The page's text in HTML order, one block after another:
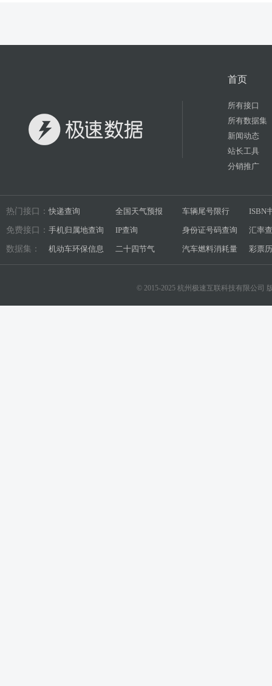
首页
所有接口
所有数据集
新闻动态
站长工具
分销推广
热门接口： 快递查询 全国天气预报 车辆尾号限行 ISBN
免费接口： 手机归属地查询 IP查询 身份证号码查询 汇率
数据集： 机动车环保信息 二十四节气 汽车燃料消耗量 彩票
© 2015-2025 杭州极速互联科技有限公司